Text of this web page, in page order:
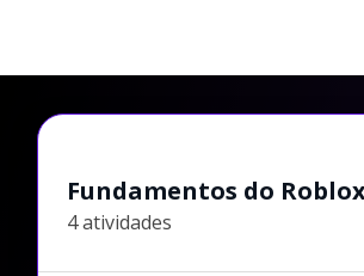
Fundamentos do
4 atividades